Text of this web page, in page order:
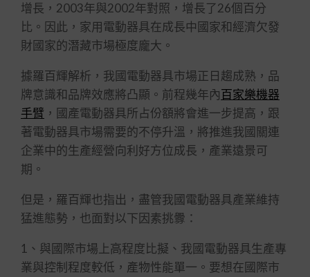
增長，2003年與2002年對照，增長了26個百分
比。因此，家用電動器具在成長中國家和經濟欠發
財國家的潛藏市場極度龐大。
據羅百輝解析，我國電動器具市場正日趨成熟，品
牌意識和品牌效應將凸顯。前程幾年內百家樂機器
手臂 ，國產電動器具所占份額將會進一步提高，跟
著電動器具市場需要的不停升溫，將推進我國關連
企業中的生產經營向利好方位成長，產業遠景可
期。
但是，羅百輝也指出，盡管我國電動器具產業維持
猛進態勢，也面對以下因素挑釁：
1、與國際市場上高程度比擬、我國電動器具生產專
業與控制程度較低，產物性能單一。要想在國際市